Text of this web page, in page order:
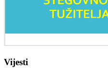
Vijesti